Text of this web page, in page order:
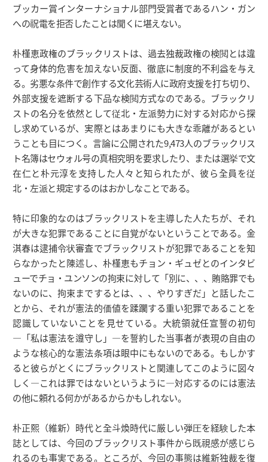
ブッカー賞インターナショナル部門受賞者であるハン・ガン
への祝電を拒否したことは聞くに堪えない。
朴槿恵政権のブラックリストは、過去独裁政権の検閲とは違
って身体的危害を加えない反面、徹底に制度的不利益を与え
る。劣悪な条件で創作する文化芸術人に政府支援を打ち切り、
外部支援を遮断する下品な検閲方式なのである。ブラックリ
ストの名分を依然として従北・左派勢力に対する対応から探
し求めているが、実際とはあまりにも大きな乖離があるとい
うことも目につく。言論に公開された9,473人のブラックリス
ト名簿はセウォル号の真相究明を要求したり、または選挙で文
在仁と朴元淳を支持した人々と知られたが、彼ら全員を従
北・左派と規定するのはおかしなことである。
特に印象的なのはブラックリストを主導した人たちが、それ
が大きな犯罪であることに自覚がないということである。金
淇春は逮捕令状審査でブラックリストが犯罪であることを知
らなかったと陳述し、朴槿恵もチョン・ギュゼとのインタビ
ューでチョ・ユンソンの拘束に対して「別に、、、賄賂罪でも
ないのに、拘束までするとは、、、やりすぎだ」と話したこ
とから、それが憲法的価値を蹂躙する重い犯罪であることを
認識していないことを見せている。大統領就任宣誓の初句
―「私は憲法を遵守し」―を誓約した当事者が表現の自由の
ような核心的な憲法条項は眼中にもないのである。もしかす
ると彼らがとくにブラックリストと関連してこのように図々
しく―これは罪ではないというように―対応するのには憲法
の他に頼れる何かがあるからかもしれない。
朴正熙（維新）時代と全斗煥時代に厳しい弾圧を経験した本
誌としては、今回のブラックリスト事件から既視感が感じら
れるのも事実である。ところが、今回の事態は維新独裁を復